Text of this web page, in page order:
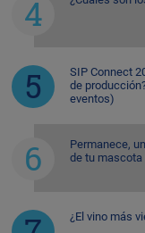
SIP Connect
de
eventos)
Permanece,
de tu mascota
¿El vino más